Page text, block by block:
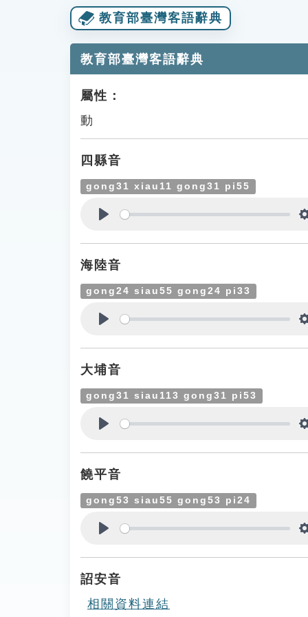
教育部臺灣客語辭典
教育部臺灣客語辭典
屬性：
動
四縣音
gong31 xiau11 gong31 pi55
海陸音
gong24 siau55 gong24 pi33
大埔音
gong31 siau113 gong31 pi53
饒平音
gong53 siau55 gong53 pi24
詔安音
相關資料連結